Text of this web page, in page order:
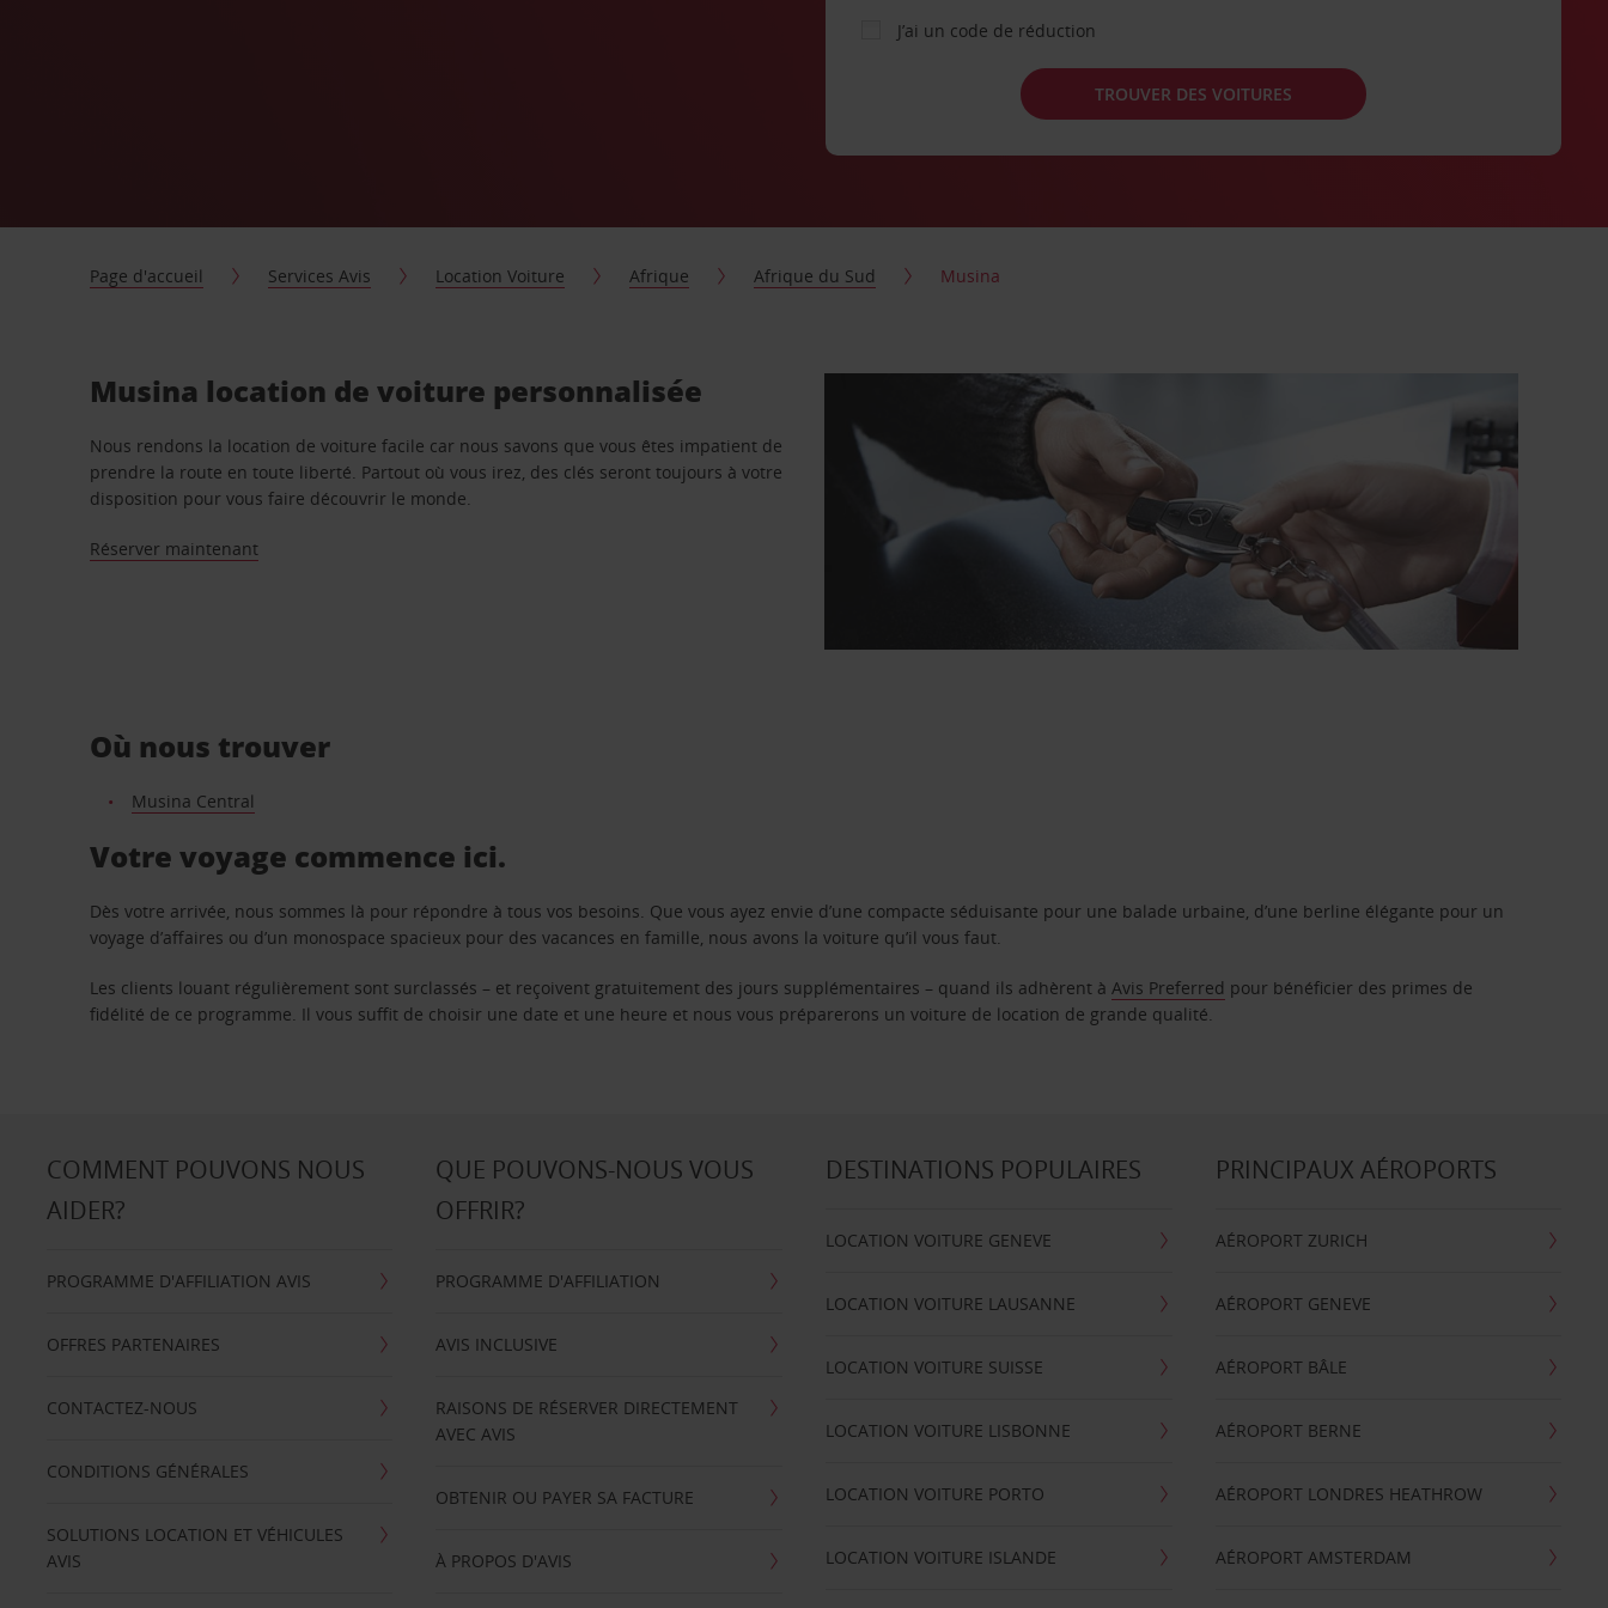
J’ai un code de réduction
TROUVER DES VOITURES
Page d'accueil Services Avis Location Voiture Afrique Afrique du Sud Musina
Musina location de voiture personnalisée
Nous rendons la location de voiture facile car nous savons que vous êtes impatient de
prendre la route en toute liberté. Partout où vous irez, des clés seront toujours à votre
disposition pour vous faire découvrir le monde.
Réserver maintenant
Où nous trouver
Musina Central
Votre voyage commence ici.
Dès votre arrivée, nous sommes là pour répondre à tous vos besoins. Que vous ayez envie d’une compacte séduisante pour une balade urbaine, d’une berline élégante pour un
voyage d’affaires ou d’un monospace spacieux pour des vacances en famille, nous avons la voiture qu’il vous faut.
Les clients louant régulièrement sont surclassés – et reçoivent gratuitement des jours supplémentaires – quand ils adhèrent àAvis Preferred pour bénéficier des primes de
fidélité de ce programme. Il vous suffit de choisir une date et une heure et nous vous préparerons un voiture de location de grande qualité.
COMMENT POUVONS NOUS
AIDER?
PROGRAMME D'AFFILIATION AVIS
OFFRES PARTENAIRES
CONTACTEZ-NOUS
CONDITIONS GÉNÉRALES
SOLUTIONS LOCATION ET VÉHICULES
AVIS
QUE POUVONS-NOUS VOUS
OFFRIR?
PROGRAMME D'AFFILIATION
AVIS INCLUSIVE
RAISONS DE RÉSERVER DIRECTEMENT
AVEC AVIS
OBTENIR OU PAYER SA FACTURE
À PROPOS D'AVIS
DESTINATIONS POPULAIRES
LOCATION VOITURE GENEVE
LOCATION VOITURE LAUSANNE
LOCATION VOITURE SUISSE
LOCATION VOITURE LISBONNE
LOCATION VOITURE PORTO
LOCATION VOITURE ISLANDE
PRINCIPAUX AÉROPORTS
AÉROPORT ZURICH
AÉROPORT GENEVE
AÉROPORT BÂLE
AÉROPORT BERNE
AÉROPORT LONDRES HEATHROW
AÉROPORT AMSTERDAM